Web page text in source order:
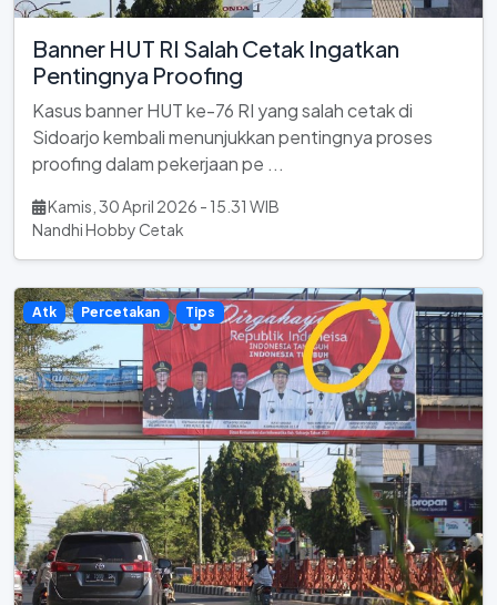
Banner HUT RI Salah Cetak Ingatkan
Pentingnya Proofing
Kasus banner HUT ke-76 RI yang salah cetak di
Sidoarjo kembali menunjukkan pentingnya proses
proofing dalam pekerjaan pe ...
Kamis, 30 April 2026 - 15.31 WIB
Nandhi Hobby Cetak
Atk Percetakan Tips